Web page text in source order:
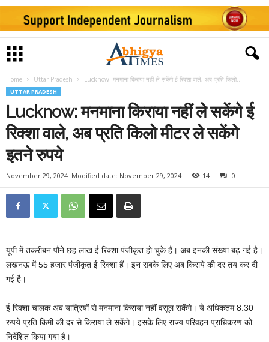
Home Uttar Pradesh Lucknow: मनमाना किराया नहीं ले सकेंगे ई रिक्शा वाले, अब प्रति किलो...
UTTAR PRADESH
Lucknow: मनमाना किराया नहीं ले सकेंगे ई
रिक्शा वाले, अब प्रति किलो मीटर ले सकेंगे
इतने रुपये
November 29, 2024 Modified date: November 29, 2024 14 0
यूपी में तकरीबन पौने छह लाख ई रिक्शा पंजीकृत हो चुके हैं। अब इनकी संख्या बढ़ गई है।
लखनऊ में 55 हजार पंजीकृत ई रिक्शा हैं। इन सबके लिए अब किराये की दर तय कर दी
गई है।
ई रिक्शा चालक अब यात्रियों से मनमाना किराया नहीं वसूल सकेंगे। ये अधिकतम 8.30
रुपये प्रति किमी की दर से किराया ले सकेंगे। इसके लिए राज्य परिवहन प्राधिकरण को
निर्देशित किया गया है।